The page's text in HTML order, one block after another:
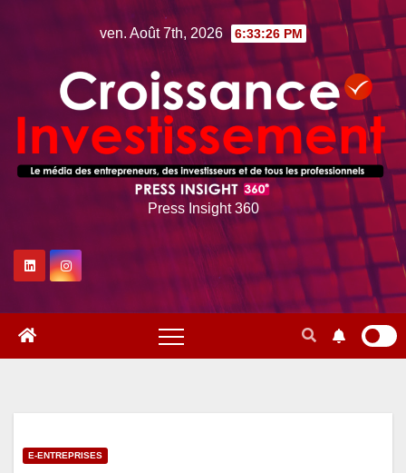
ven. Août 7th, 2026 6:33:27 PM
Press Insight 360
E-ENTREPRISES